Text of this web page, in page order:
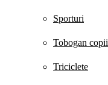
Sporturi
Tobogan copii
Triciclete